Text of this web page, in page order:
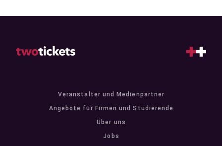
Veranstalter und Medienpartner
Angebote für Firmen und Studierende
Über uns
Jobs